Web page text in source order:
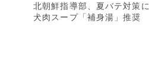
北朝鮮指導部、夏バテ対策に
犬肉スープ「補身湯」推奨